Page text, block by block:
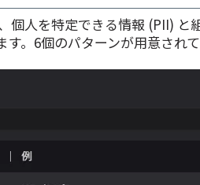
個人を特定できる情報 (PII) と
。6個のパターンが用意され